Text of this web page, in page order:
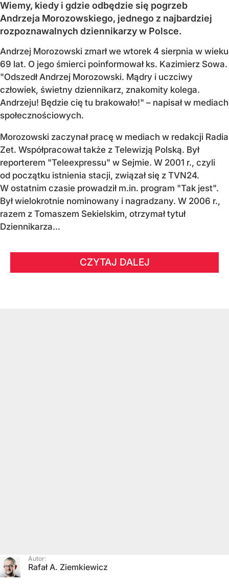
Wiemy, kiedy i gdzie odbędzie się pogrzeb
Andrzeja Morozowskiego, jednego z najbardziej
rozpoznawalnych dziennikarzy w Polsce.
Andrzej Morozowski zmarł we wtorek 4 sierpnia w wieku
69 lat. O jego śmierci poinformował ks. Kazimierz Sowa.
"Odszedł Andrzej Morozowski. Mądry i uczciwy
człowiek, świetny dziennikarz, znakomity kolega.
Andrzeju! Będzie cię tu brakowało!" – napisał w mediach
społecznościowych.
Morozowski zaczynał pracę w mediach w redakcji Radia
Zet. Współpracował także z Telewizją Polską. Był
reporterem "Teleexpressu" w Sejmie. W 2001 r., czyli
od początku istnienia stacji, związał się z TVN24.
W ostatnim czasie prowadził m.in. program "Tak jest".
Był wielokrotnie nominowany i nagradzany. W 2006 r.,
razem z Tomaszem Sekielskim, otrzymał tytuł
Dziennikarza...
CZYTAJ DALEJ
Autor:
Rafał A. Ziemkiewicz